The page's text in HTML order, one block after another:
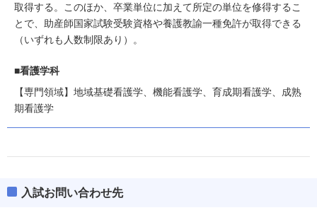
取得する。このほか、卒業単位に加えて所定の単位を修得するこ
とで、助産師国家試験受験資格や養護教諭一種免許が取得できる
（いずれも人数制限あり）。
■看護学科
【専門領域】地域基礎看護学、機能看護学、育成期看護学、成熟
期看護学
入試お問い合わせ先